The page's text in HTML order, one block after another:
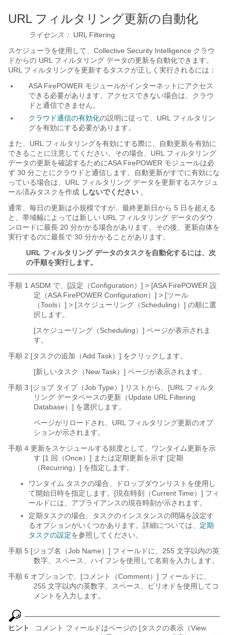
URL フィルタリング更新の自動化
ライセンス： URL Filtering
スケジューラを使用して、Collective Security Intelligence クラウ
ドからの URL フィルタリング データの更新を自動化できます。
URL フィルタリングを更新するタスクが正しく実行されるには：
ASA FirePOWER モジュールがインターネットにアクセス
できる必要があります。アクセスできない場合は、クラウ
ドと通信できません。
クラウド通信の有効化の説明に従って、URL フィルタリン
グを有効にする必要があります。
また、URL フィルタリングを有効にする際に、自動更新を有効に
できることに注意してください。その場合、URL フィルタリング
データの更新を確認するためにASA FirePOWER モジュールは必
ず 30 分ごとにクラウドと通信します。自動更新がすでに有効にな
っている場合は、URL フィルタリング データを更新するスケジュ
ール済みタスクを作成 しないでください 。
通常、毎日の更新は小規模ですが、最終更新日から 5 日を超える
と、帯域幅によっては新しい URL フィルタリング データのダウ
ンロードに最長 20 分かかる場合があります。その後、更新自体を
実行するのに最長で 30 分かかることがあります。
URL フィルタリング データのタスクを自動化するには、次
の手順を実行します。
手順 1 ASDM で、[設定（Configuration）] > [ASA FirePOWER 設
定（ASA FirePOWER Configuration）] > [ツール
（Tools）] > [スケジューリング（Scheduling）] の順に選
択します。
[スケジューリング（Scheduling）] ページが表示されま
す。
手順 2 [タスクの追加（Add Task）] をクリックします。
[新しいタスク（New Task）] ページが表示されます。
手順 3 [ジョブ タイプ（Job Type）] リストから、[URL フィルタ
リング データベースの更新（Update URL Filtering
Database）] を選択します。
ページがリロードされ、URL フィルタリング更新のオプ
ションが示されます。
手順 4 更新をスケジュールする頻度として、ワンタイム更新を示
す [1 回（Once）] または定期更新を示す [定期
（Recurring）] を指定します。
ワンタイム タスクの場合、ドロップダウンリストを使用し
て開始日時を指定します。[現在時刻（Current Time）] フィ
ールドには、アプライアンスの現在時刻が示されます。
定期タスクの場合、タスクのインスタンスの間隔を設定す
るオプションがいくつかあります。詳細については、 定期
タスクの設定を参照してください。
手順 5 [ジョブ名（Job Name）] フィールドに、255 文字以内の英
数字、スペース、ハイフンを使用して名前を入力します。
手順 6 オプションで、[コメント（Comment）] フィールドに、
255 文字以内の英数字、スペース、ピリオドを使用してコ
メントを入力します。
ヒント
コメント フィールドはページの [タスクの表示（View